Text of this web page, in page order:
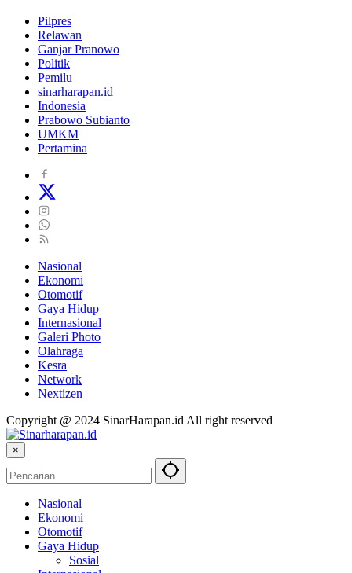
Pilpres
Relawan
Ganjar Pranowo
Politik
Pemilu
sinarharapan.id
Indonesia
Prabowo Subianto
UMKM
Pertamina
Nasional
Ekonomi
Otomotif
Gaya Hidup
Internasional
Galeri Photo
Olahraga
Kesra
Network
Nextizen
Copyright @ 2024 SinarHarapan.id All right reserved
×
Nasional
Ekonomi
Otomotif
Gaya Hidup
Sosial